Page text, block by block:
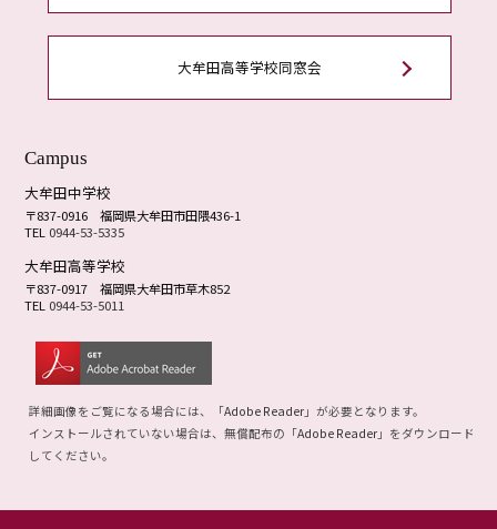
大牟田高等学校同窓会
Campus
大牟田中学校
〒837-0916福岡県大牟田市田隈436-1
TEL 0944-53-5335
大牟田高等学校
〒837-0917福岡県大牟田市草木852
TEL 0944-53-5011
詳細画像をご覧になる場合には、「Adobe Reader 」が必要となります。
インストールされていない場合は、無償配布の「Adobe Reader 」をダウンロード
してください。